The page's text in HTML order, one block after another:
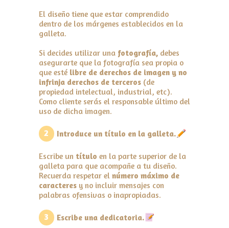
El diseño tiene que estar comprendido
dentro de los márgenes establecidos en la
galleta.
Si decides utilizar una fotografía,debes
asegurarte que la fotografía sea propia o
que esté libre de derechos de imagen y no
infrinja derechos de terceros(de
propiedad intelectual, industrial, etc).
Como cliente serás el responsable último del
uso de dicha imagen.
2 Introduce un título en la galleta.
Escribe un título en la parte superior de la
galleta para que acompañe a tu diseño.
Recuerda respetar el número máximo de
caracteresy no incluir mensajes con
palabras ofensivas o inapropiadas.
3 Escribe una dedicatoria.